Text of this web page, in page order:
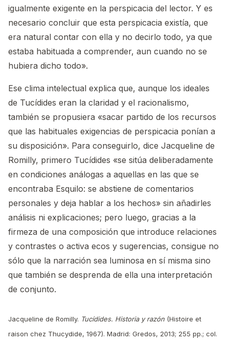
igualmente exigente en la perspicacia del lector. Y es
necesario concluir que esta perspicacia existía, que
era natural contar con ella y no decirlo todo, ya que
estaba habituada a comprender, aun cuando no se
hubiera dicho todo».
Ese clima intelectual explica que, aunque los ideales
de Tucídides eran la claridad y el racionalismo,
también se propusiera «sacar partido de los recursos
que las habituales exigencias de perspicacia ponían a
su disposición». Para conseguirlo, dice Jacqueline de
Romilly, primero Tucídides «se sitúa deliberadamente
en condiciones análogas a aquellas en las que se
encontraba Esquilo: se abstiene de comentarios
personales y deja hablar a los hechos» sin añadirles
análisis ni explicaciones; pero luego, gracias a la
firmeza de una composición que introduce relaciones
y contrastes o activa ecos y sugerencias, consigue no
sólo que la narración sea luminosa en sí misma sino
que también se desprenda de ella una interpretación
de conjunto.
Jacqueline de Romilly. Tucídides. Historia y razón (Histoire et
raison chez Thucydide, 1967). Madrid: Gredos, 2013; 255 pp.; col.